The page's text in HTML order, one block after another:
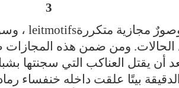
3
مجازية متكررةleitmotifs ،
ومن ضمن هذه المجازات
أن يقتل العناكب التي سجنتها